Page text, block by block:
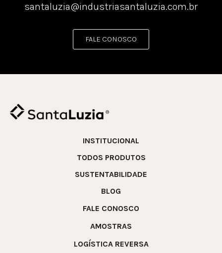
santaluzia@industriasantaluzia.com.br
FALE CONOSCO
INSTITUCIONAL
TODOS PRODUTOS
SUSTENTABILIDADE
BLOG
FALE CONOSCO
AMOSTRAS
LOGÍSTICA REVERSA